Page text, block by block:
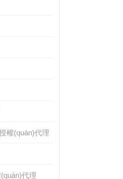
權(quán)代理
代理